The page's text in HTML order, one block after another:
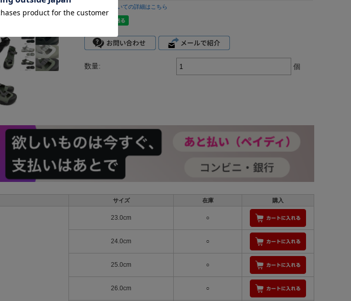
返品についての詳細はこちら
数量: 個
サイズ 在庫 購入
23.0cm ○
24.0cm ○
25.0cm ○
26.0cm ○